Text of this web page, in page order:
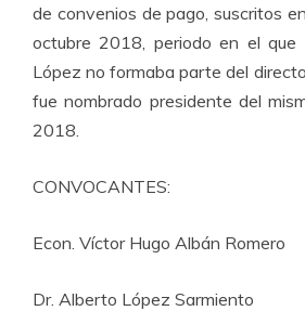
de convenios de pago, suscritos
octubre 2018, periodo en el que
López no formaba parte del
fue nombrado presidente del
2018.
CONVOCANTES:
Econ. Víctor Hugo Albán Romero
Dr. Alberto López Sarmiento